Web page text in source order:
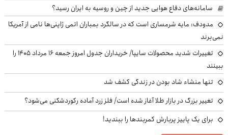
سامانه‌های دفاع هوایی جدید از چین و روسیه به ایران رسید؟
مدودف: مایه شرمساری است که در سالگرد بمباران اتمی ژاپنی‌ها نامی از آمریکا
نمی‌برند
تغییرات شدید محصولات سایپا/ خریداران جدول امروز جمعه ۱۶ مرداد ۱۴۰۵ را
ببینند
تنها منشاء شاد بودن در زندگی کشف شد
تغییر بزرگ در بازار طلا آغاز شده است/ فلز زرد آماده رکوردشکنی می‌شود؟
برای یک پاییز پربارش کمربندها را ببندید!